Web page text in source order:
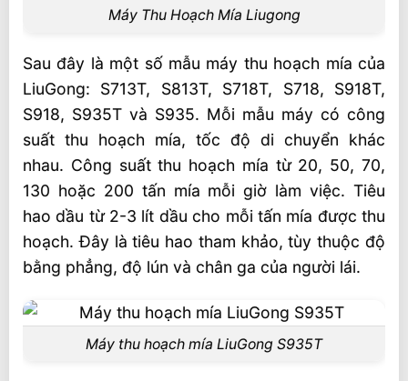
Máy Thu Hoạch Mía Liugong
Sau đây là một số mẫu máy thu hoạch mía của
LiuGong: S713T, S813T, S718T, S718, S918T,
S918, S935T và S935. Mỗi mẫu máy có công
suất thu hoạch mía, tốc độ di chuyển khác
nhau. Công suất thu hoạch mía từ 20, 50, 70,
130 hoặc 200 tấn mía mỗi giờ làm việc. Tiêu
hao dầu từ 2-3 lít dầu cho mỗi tấn mía được thu
hoạch. Đây là tiêu hao tham khảo, tùy thuộc độ
bằng phẳng, độ lún và chân ga của người lái.
Máy thu hoạch mía LiuGong S935T